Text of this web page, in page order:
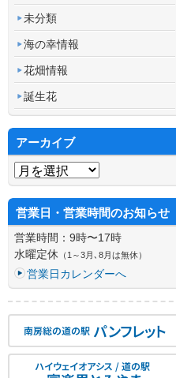
未分類
海の幸情報
花畑情報
誕生花
アーカイブ
アーカイブ
営業日・営業時間のお知らせ
営業時間：9時〜17時
水曜定休 （1～3月､8月は無休）
営業日カレンダーへ
南房総の道の駅 パンフレット
ハイウェイオアシス / 道の駅